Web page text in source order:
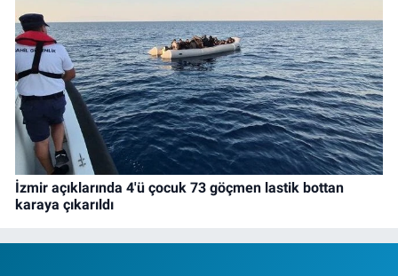
İzmir açıklarında 4'ü çocuk 73 göçmen lastik bottan
karaya çıkarıldı